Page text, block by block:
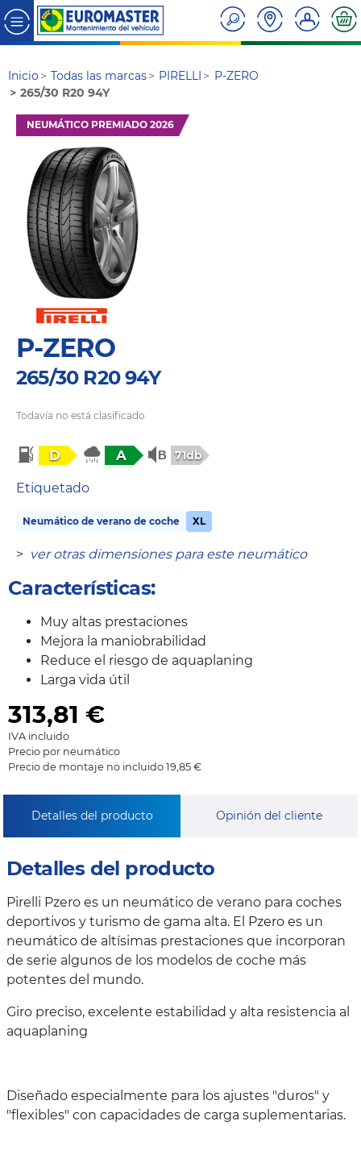
Inicio Todas las marcas PIRELLI
P-ZERO
265/30 R20 94Y
NEUMÁTICO PREMIADO 2026
P-ZERO
265/30 R20 94Y
Todavía no está clasificado
D A 71db
Etiquetado
Neumático de verano de coche XL
> ver otras dimensiones para este neumático
Características:
Muy altas prestaciones
Mejora la maniobrabilidad
Reduce el riesgo de aquaplaning
Larga vida útil
313,81 €
IVA incluido
Precio por neumático
Precio de montaje no incluido 19,85 €
Detalles del producto Opinión del cliente
Detalles del producto
Pirelli Pzero es un neumático de verano para coches
deportivos y turismo de gama alta. El Pzero es un
neumático de altísimas prestaciones que incorporan
de serie algunos de los modelos de coche más
potentes del mundo.
Giro preciso, excelente estabilidad y alta resistencia al
aquaplaning
Diseñado especialmente para los ajustes "duros" y
"flexibles" con capacidades de carga suplementarias.